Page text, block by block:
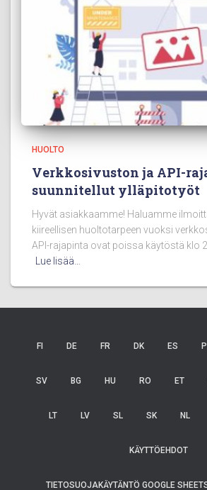
HUOLTO
Verkkosivuston ja API-
suunnitellut ylläpitotyöt
Hyvät asiakkaamme! Haluamme
kiireellisen huoltotarpeen vuoksi
API-rajapinta ovat poissa käytöstä klo
Lue lisää…
FI DE FR DK ES
SV BG HU RO ET
LT LV SL SK NL
KÄYTTÖEHDOT
TIETOSUOJAKÄYTÄNTÖ GOOGLE